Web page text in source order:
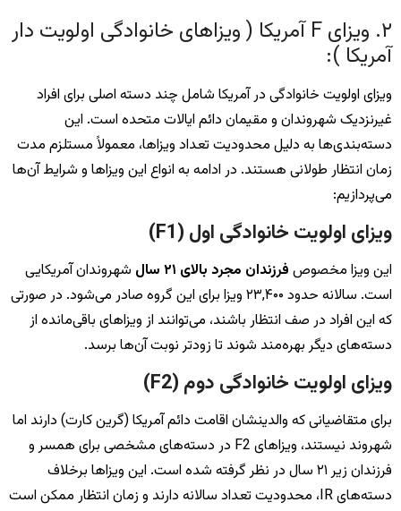
۲. ویزای F آمریکا ( ویزاهای خانوادگی اولویت دار
آمریکا ):
ویزای اولویت خانوادگی در آمریکا شامل چند دسته اصلی برای افراد
غیرنزدیک شهروندان و مقیمان دائم ایالات متحده است. این
دسته‌بندی‌ها به دلیل محدودیت تعداد ویزاها، معمولاً مستلزم مدت
زمان انتظار طولانی هستند. در ادامه به انواع این ویزاها و شرایط آن‌ها
می‌پردازیم:
ویزای اولویت خانوادگی اول (F1)
این ویزا مخصوص فرزندان مجرد بالای ۲۱ سال
شهروندان آمریکایی
است. سالانه حدود ۲۳,۴۰۰ ویزا برای این گروه صادر می‌شود. در صورتی
که این افراد در صف انتظار باشند، می‌توانند از ویزاهای باقی‌مانده از
دسته‌های دیگر بهره‌مند شوند تا زودتر نوبت آن‌ها برسد.
ویزای اولویت خانوادگی دوم (F2)
برای متقاضیانی که والدینشان اقامت دائم آمریکا (گرین کارت) دارند اما
شهروند نیستند، ویزاهای F2 در دسته‌های مشخصی برای همسر و
فرزندان زیر ۲۱ سال در نظر گرفته شده است. این ویزاها برخلاف
دسته‌های IR، محدودیت تعداد سالانه دارند و زمان انتظار ممکن است